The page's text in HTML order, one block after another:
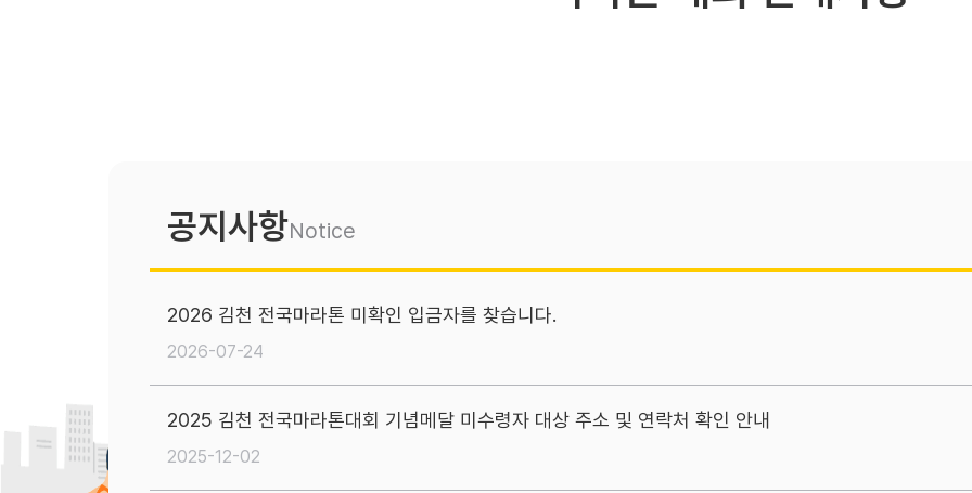
공지사항Notice
2026 김천 전국마라톤 미확인 입금자를 찾습니다.
2026-07-24
2025 김천 전국마라톤대회 기념메달 미수령자 대상 주소 및 연락처 확인 안내
2025-12-02